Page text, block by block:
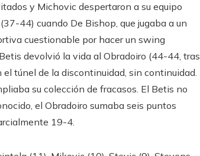
y Michovic despertaron a su equipo
44) cuando De Bishop, que jugaba a un
cuestionable por hacer un swing
devolvió la vida al Obradoiro (44-44, tras
túnel de la discontinuidad, sin continuidad.
su colección de fracasos. El Betis no
el Obradoiro sumaba seis puntos
19-4.